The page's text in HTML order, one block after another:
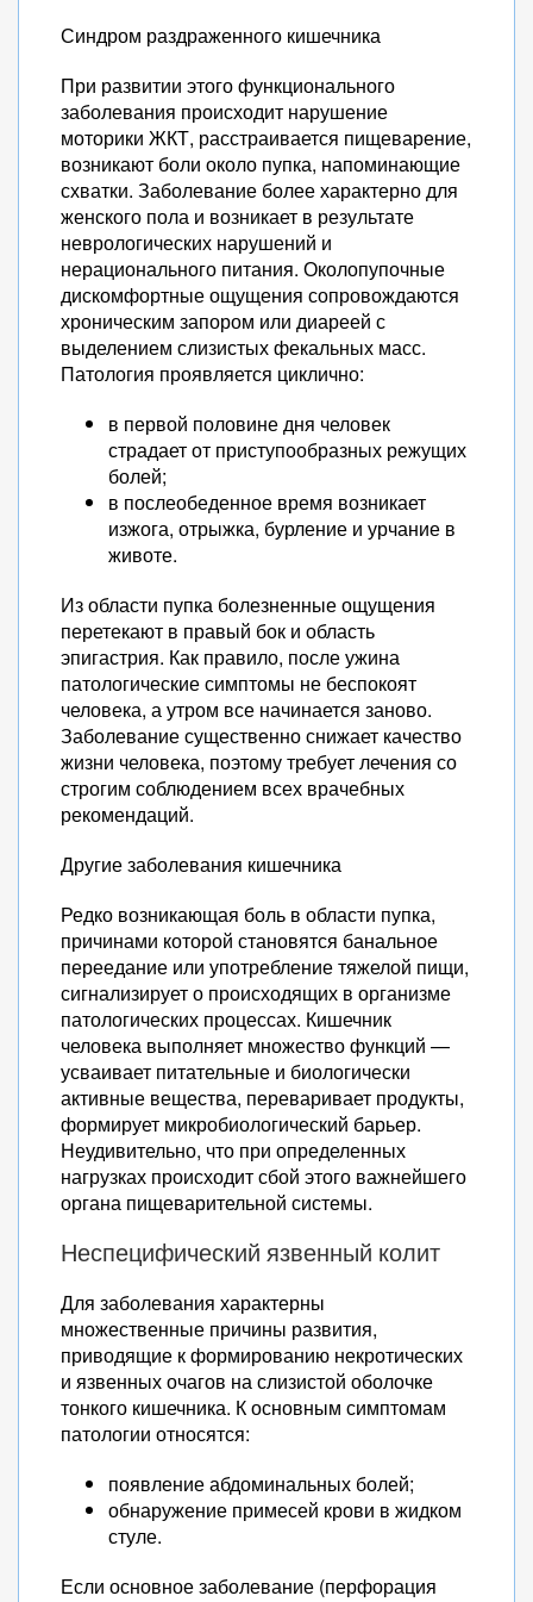
Синдром раздраженного кишечника
При развитии этого функционального
заболевания происходит нарушение
моторики ЖКТ, расстраивается пищеварение,
возникают боли около пупка, напоминающие
схватки. Заболевание более характерно для
женского пола и возникает в результате
неврологических нарушений и
нерационального питания. Околопупочные
дискомфортные ощущения сопровождаются
хроническим запором или диареей с
выделением слизистых фекальных масс.
Патология проявляется циклично:
в первой половине дня человек
страдает от приступообразных режущих
болей;
в послеобеденное время возникает
изжога, отрыжка, бурление и урчание в
животе.
Из области пупка болезненные ощущения
перетекают в правый бок и область
эпигастрия. Как правило, после ужина
патологические симптомы не беспокоят
человека, а утром все начинается заново.
Заболевание существенно снижает качество
жизни человека, поэтому требует лечения со
строгим соблюдением всех врачебных
рекомендаций.
Другие заболевания кишечника
Редко возникающая боль в области пупка,
причинами которой становятся банальное
переедание или употребление тяжелой пищи,
сигнализирует о происходящих в организме
патологических процессах. Кишечник
человека выполняет множество функций —
усваивает питательные и биологически
активные вещества, переваривает продукты,
формирует микробиологический барьер.
Неудивительно, что при определенных
нагрузках происходит сбой этого важнейшего
органа пищеварительной системы.
Неспецифический язвенный колит
Для заболевания характерны
множественные причины развития,
приводящие к формированию некротических
и язвенных очагов на слизистой оболочке
тонкого кишечника. К основным симптомам
патологии относятся:
появление абдоминальных болей;
обнаружение примесей крови в жидком
стуле.
Если основное заболевание (перфорация